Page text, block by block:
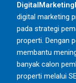
digital marketing
pada strategi
properti. Dengan
membantu
banyak calon
properti melalui